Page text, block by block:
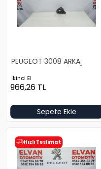
PEUGEOT 3008 ARKA
TAMPON BRAKETİ SAĞ
İkinci El
966,26 TL
Sepete Ekle
Hızlı Teslimat